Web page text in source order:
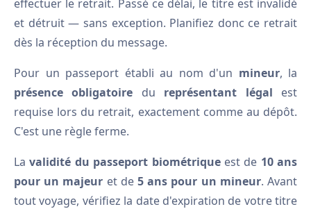
effectuer le retrait. Passé ce délai, le titre est invalidé
et détruit — sans exception. Planifiez donc ce retrait
dès la réception du message.
Pour un passeport établi au nom d'un mineur, la
présence obligatoire du représentant légal est
requise lors du retrait, exactement comme au dépôt.
C'est une règle ferme.
Lavalidité du passeport biométriqueest de 10 ans
pour un majeur et de5 ans pour un mineur. Avant
tout voyage, vérifiez la date d'expiration de votre titre